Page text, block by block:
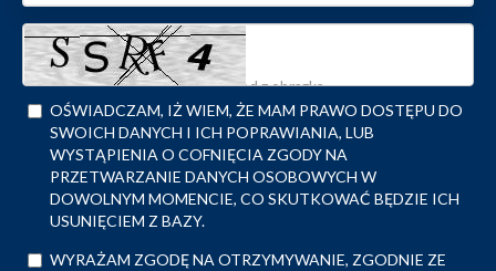
OŚWIADCZAM, IŻ WIEM, ŻE MAM PRAWO DOSTĘPU DO
SWOICH DANYCH I ICH POPRAWIANIA, LUB
WYSTĄPIENIA O COFNIĘCIA ZGODY NA
PRZETWARZANIE DANYCH OSOBOWYCH W
DOWOLNYM MOMENCIE, CO SKUTKOWAĆ BĘDZIE ICH
USUNIĘCIEM Z BAZY.
WYRAŻAM ZGODĘ NA OTRZYMYWANIE, ZGODNIE ZE